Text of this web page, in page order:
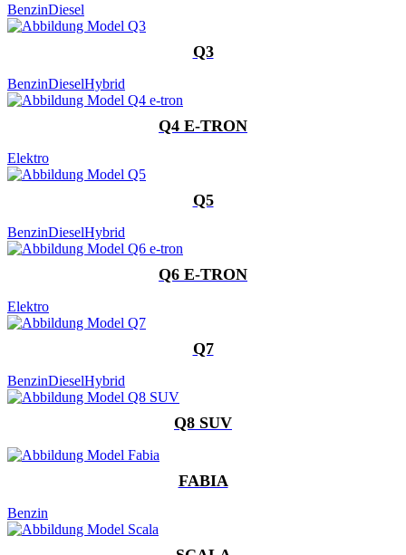
BenzinDiesel
Q3
BenzinDieselHybrid
Q4 E-TRON
Elektro
Q5
BenzinDieselHybrid
Q6 E-TRON
Elektro
Q7
BenzinDieselHybrid
Q8 SUV
FABIA
Benzin